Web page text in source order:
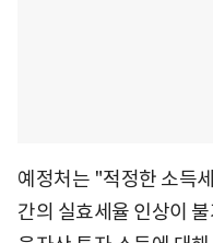
예정처는 "적정한 소득
간의 실효세율 인상이